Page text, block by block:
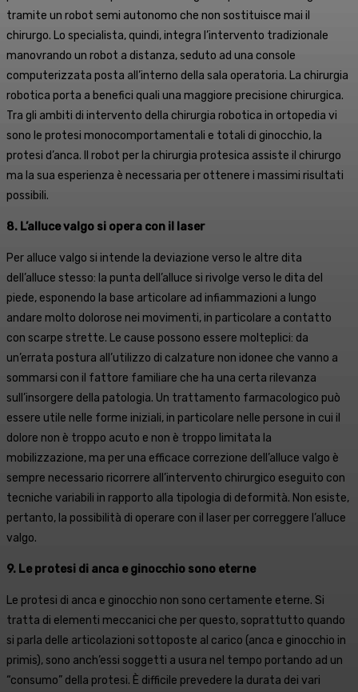
tramite un robot semi autonomo che non sostituisce mai il
chirurgo. Lo specialista, quindi, integra l’intervento tradizionale
manovrando un robot a distanza, seduto ad una console
computerizzata posta all’interno della sala operatoria. La chirurgia
robotica porta a benefici quali una maggiore precisione chirurgica.
Tra gli ambiti di intervento della chirurgia robotica in ortopedia vi
sono le protesi monocomportamentali e totali di ginocchio, la
protesi d’anca. Il robot per la chirurgia protesica assiste il chirurgo
ma la sua esperienza è necessaria per ottenere i massimi risultati
possibili.
8. L’alluce valgo si opera con il laser
Per alluce valgo si intende la deviazione verso le altre dita
dell’alluce stesso: la punta dell’alluce si rivolge verso le dita del
piede, esponendo la base articolare ad infiammazioni a lungo
andare molto dolorose nei movimenti, in particolare a contatto
con scarpe strette. Le cause possono essere molteplici: da
un’errata postura all’utilizzo di calzature non idonee che vanno a
sommarsi con il fattore familiare che ha una certa rilevanza
sull’insorgere della patologia. Un trattamento farmacologico può
essere utile nelle forme iniziali, in particolare nelle persone in cui il
dolore non è troppo acuto e non è troppo limitata la
mobilizzazione, ma per una efficace correzione dell’alluce valgo è
sempre necessario ricorrere all’intervento chirurgico eseguito con
tecniche variabili in rapporto alla tipologia di deformità. Non esiste,
pertanto, la possibilità di operare con il laser per correggere l’alluce
valgo.
9. Le protesi di anca e ginocchio sono eterne
Le protesi di anca e ginocchio non sono certamente eterne. Si
tratta di elementi meccanici che per questo, soprattutto quando
si parla delle articolazioni sottoposte al carico (anca e ginocchio in
primis), sono anch’essi soggetti a usura nel tempo portando ad un
“consumo” della protesi. È difficile prevedere la durata dei vari